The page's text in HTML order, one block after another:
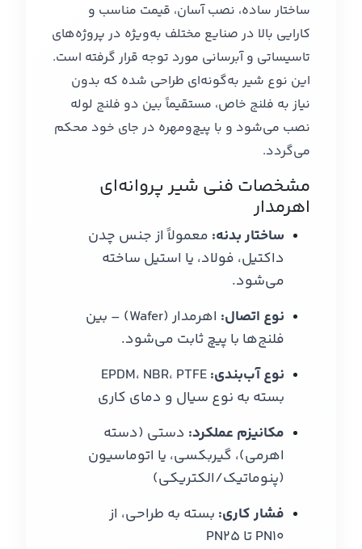
ساختار ساده، نصب آسان، قیمت مناسب و
کارایی بالا در صنایع مختلف به‌ویژه در پروژه‌های
تاسیساتی و آبرسانی مورد توجه قرار گرفته است.
این نوع شیر به‌گونه‌ای طراحی شده که بدون
نیاز به فلنج خاص، مستقیماً بین دو فلنج لوله
نصب می‌شود و با پیچ‌ومهره در جای خود محکم
می‌گردد.
مشخصات فنی شیر پروانه‌ای
اهرمدار
ساختار بدنه: معمولاً از جنس چدن
داکتیل، فولاد، یا استیل ساخته
می‌شود.
نوع اتصال:
اهرمدار (Wafer) – بین
فلنج‌ها با پیچ ثابت می‌شود.
نوع آب‌بندی:EPDM، NBR، PTFE
بسته به نوع سیال و دمای کاری
مکانیزم عملکرد: دستی (دسته
اهرمی)، گیربکسی، یا اتوماسیون
(پنوماتیک/الکتریکی)
فشار کاری: بسته به طراحی، از
PN10 تا PN25